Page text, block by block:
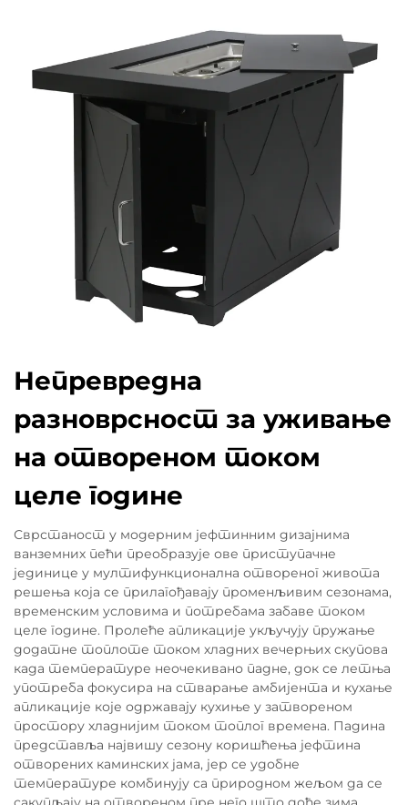
Непревредна
разноврсност за уживање
на отвореном током
целе године
Сврстаност у модерним јефтинним дизајнима
ванземних пећи преобразује ове приступачне
јединице у мултифункционална отвореног живота
решења која се прилагођавају променљивим сезонама,
временским условима и потребама забаве током
целе године. Пролеће апликације укључују пружање
додатне топлоте током хладних вечерњих скупова
када температуре неочекивано падне, док се летња
употреба фокусира на стварање амбијента и кухање
апликације које одржавају кухиње у затвореном
простору хладнијим током топлог времена. Падина
представља највишу сезону коришћења јефтина
отворених каминских јама, јер се удобне
температуре комбинују са природном жељом да се